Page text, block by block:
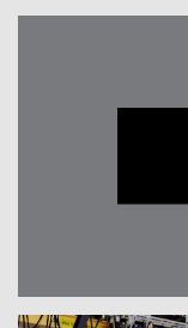
immer
Zultner als
vernetzter und